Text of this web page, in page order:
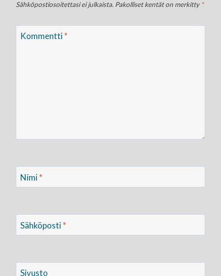
Sähköpostiosoitettasi ei julkaista. Pakolliset kentät on merkitty*
Kommentti*
Nimi*
Sähköposti*
Sivusto